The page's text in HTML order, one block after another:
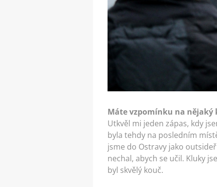
Máte vzpomínku na
Utkvěl mi jeden zápas, kdy
byla tehdy na posledním
jsme do Ostravy jako
nechal, abych se učil. Kluky
byl skvělý kouč.